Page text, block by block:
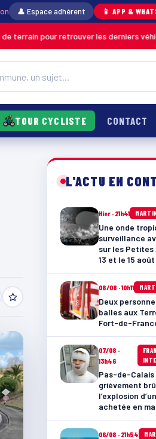
👤 Espace adhérent 📱 APP &
retrouver les derniers véhicules
TOUR CYCLISTE CONTACT
L'ACTU EN
Hier · 21h41
Une onde
surveillance
sur les
13 et le 15 août
08/08 · 10h11
Deux
balles aux
Fort-de-
07/08 ·
13h46
Pas-de-
grièvement
l’explosion
achetée en
06/08 · 21h54